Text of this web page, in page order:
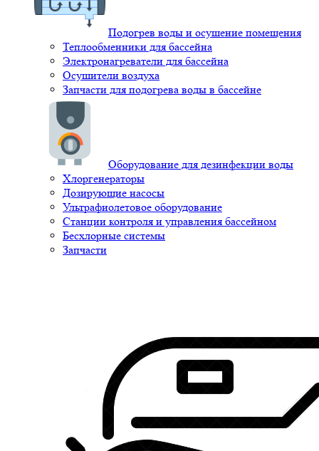
Подогрев воды и осушение помещения
Теплообменники для бассейна
Электронагреватели для бассейна
Осушители воздуха
Запчасти для подогрева воды в бассейне
Оборудование для дезинфекции воды
Хлоргенераторы
Дозирующие насосы
Ультрафиолетовое оборудование
Станции контроля и управления бассейном
Бесхлорные системы
Запчасти